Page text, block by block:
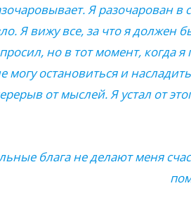
Я разочарован в
Я вижу все, за что я должен
но в тот момент, когда я
остановиться и
от мыслей. Я устал от
блага не делают меня